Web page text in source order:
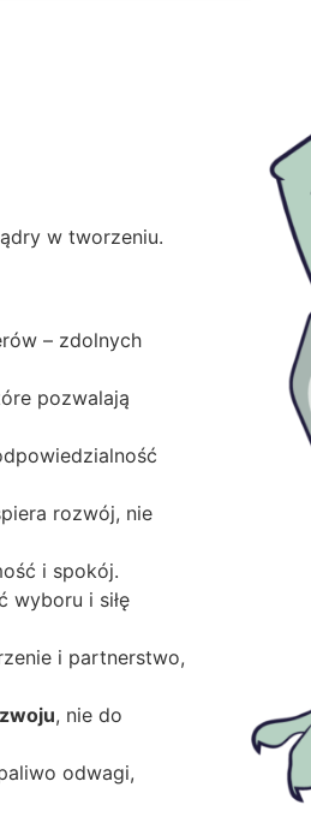
w tworzeniu.
– zdolnych
pozwalają
rozwój, nie
i spokój.
wyboru i siłę
i partnerstwo,
, nie do
odwagi,